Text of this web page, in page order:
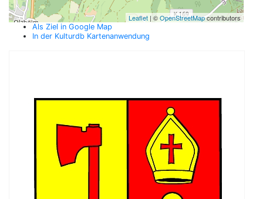
Leaflet | ©OpenStreetMapcontributors
Als Ziel in Google Map
In der Kulturdb Kartenanwendung